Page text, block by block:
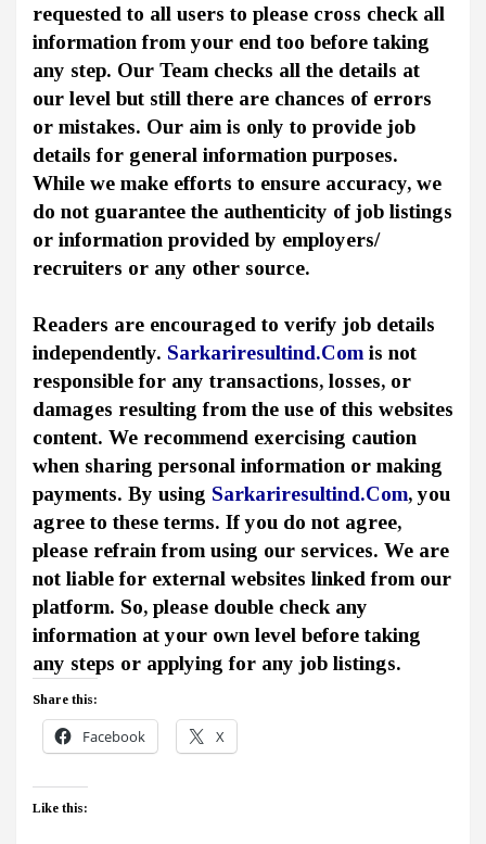
requested to all users to please cross check all
information from your end too before taking
any step. Our Team checks all the details at
our level but still there are chances of errors
or mistakes. Our aim is only to provide job
details for general information purposes.
While we make efforts to ensure accuracy, we
do not guarantee the authenticity of job listings
or information provided by employers/
recruiters or any other source.
Readers are encouraged to verify job details
independently. Sarkariresultind.Com is not
responsible for any transactions, losses, or
damages resulting from the use of this websites
content. We recommend exercising caution
when sharing personal information or making
payments. By using Sarkariresultind.Com, you
agree to these terms. If you do not agree,
please refrain from using our services. We are
not liable for external websites linked from our
platform. So, please double check any
information at your own level before taking
any steps or applying for any job listings.
Share this:
Facebook X
Like this: